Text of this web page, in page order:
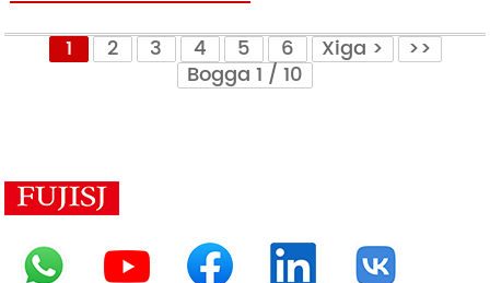
1 2 3 4 5 6 Xiga >
>>
Bogga 1 / 10